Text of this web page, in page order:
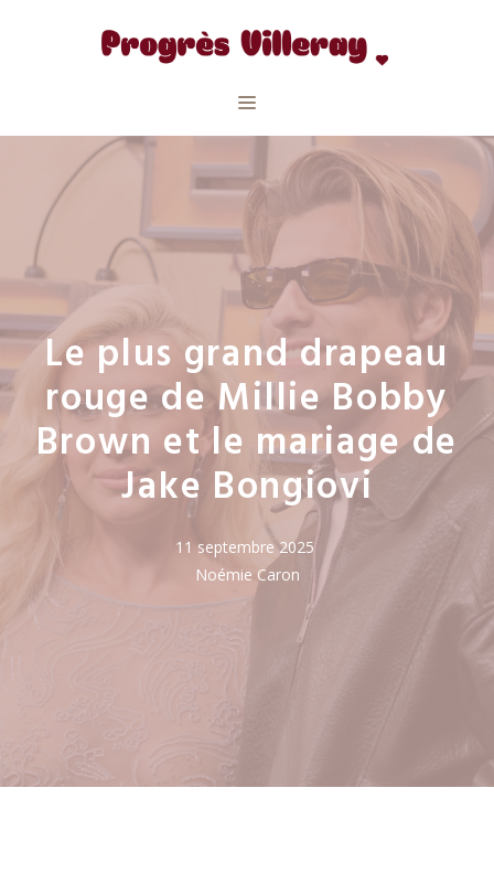
Menu
Le plus grand drapeau
rouge de Millie Bobby
Brown et le mariage de
Jake Bongiovi
11 septembre 2025
Noémie Caron